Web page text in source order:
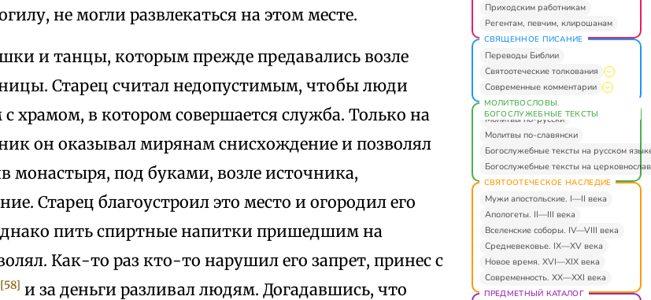
не могли развлекаться на этом месте.
и танцы, которым прежде предавались возле
Старец считал недопустимым, чтобы люди
с храмом, в котором совершается служба. Только на
он оказывал мирянам снисхождение и позволял
монастыря, под буками, возле источника,
Старец благоустроил это место и огородил его
пить спиртные напитки пришедшим на
Как-то раз кто-то нарушил его запрет, принес с
[58] и за деньги разливал людям. Догадавшись, что
Приходским работникам
Регентам, певчим, клирошанам
СВЯЩЕННОЕ ПИСАНИЕ
Переводы Библии
Святоотеческие толкования
Современные комментарии
МОЛИТВОСЛОВЫ.
БОГОСЛУЖЕБНЫЕ ТЕКСТЫ
Молитвы по-русски
Молитвы по-славянски
Богослужебные тексты на русском
Богослужебные тексты на
СВЯТООТЕЧЕСКОЕ НАСЛЕДИЕ
Мужи апостольские. I—II века
Апологеты. II—III века
Вселенские соборы. IV—VIII века
Средневековье. IX—XV века
Новое время. XVI—XIX века
Современность. XX—XXI века
ПРЕДМЕТНЫЙ КАТАЛОГ